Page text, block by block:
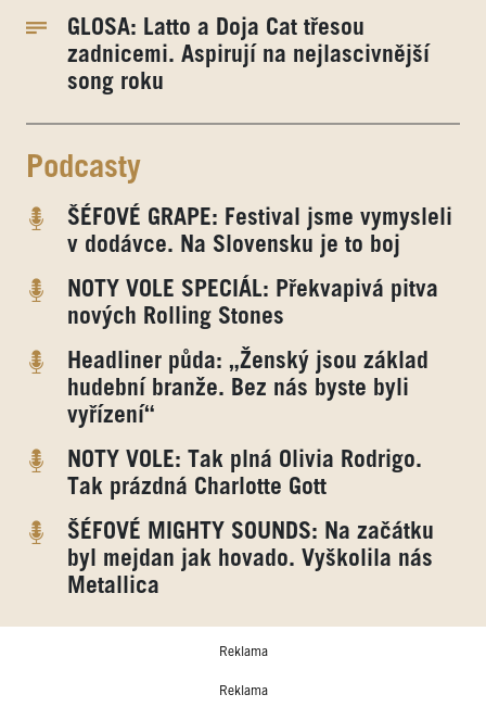
GLOSA: Latto a Doja Cat třesou
zadnicemi. Aspirují na nejlascivnější
song roku
Podcasty
ŠÉFOVÉ GRAPE: Festival jsme vymysleli
v dodávce. Na Slovensku je to boj
NOTY VOLE SPECIÁL: Překvapivá pitva
nových Rolling Stones
Headliner půda: „Ženský jsou základ
hudební branže. Bez nás byste byli
vyřízení“
NOTY VOLE: Tak plná Olivia Rodrigo.
Tak prázdná Charlotte Gott
ŠÉFOVÉ MIGHTY SOUNDS: Na začátku
byl mejdan jak hovado. Vyškolila nás
Metallica
Reklama
Reklama